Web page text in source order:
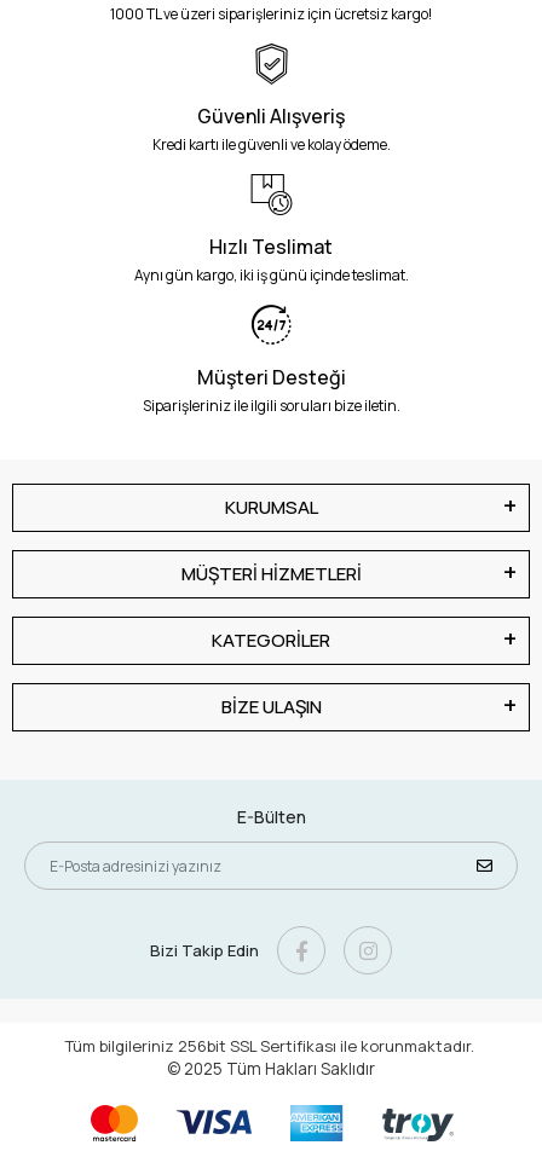
1000 TL ve üzeri siparişleriniz için ücretsiz kargo!
Güvenli Alışveriş
Kredi kartı ile güvenli ve kolay ödeme.
Hızlı Teslimat
Aynı gün kargo, iki iş günü içinde teslimat.
Müşteri Desteği
Siparişleriniz ile ilgili soruları bize iletin.
KURUMSAL
MÜŞTERİ HİZMETLERİ
KATEGORİLER
BİZE ULAŞIN
E-Bülten
Bizi Takip Edin
Tüm bilgileriniz 256bit SSL Sertifikası ile korunmaktadır.
© 2025 Tüm Hakları Saklıdır